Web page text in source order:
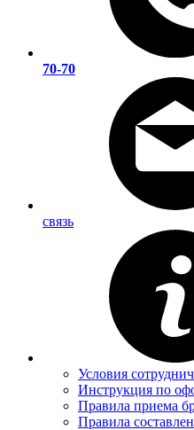
70-70
связь
Условия
Инструкция по
Правила приема
Правила